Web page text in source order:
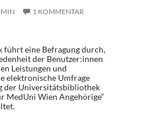
1 KOMMENTAR
eine Befragung durch,
der Benutzer:innen
Leistungen und
elektronische Umfrage
der Universitätsbibliothek
MedUni Wien Angehörige“